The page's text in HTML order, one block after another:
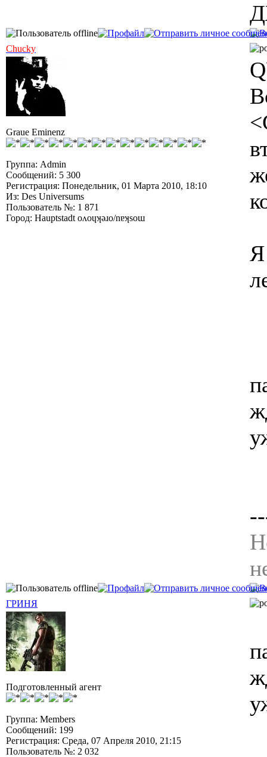
Chucky
Graue Eminenz
Группа: Admin
Сообщений: 5 300
Регистрация: Понедельник, 01 Марта 2010, 18:10
Из: Des Universums
Пользователь №: 1 871
Город: Hauptstadt oʌoɥʞǝɹo/nɐʞsoɯ
Я
ГРИНЯ
Подготовленный агент
Группа: Members
Сообщений: 199
Регистрация: Среда, 07 Апреля 2010, 21:15
Пользователь №: 2 032